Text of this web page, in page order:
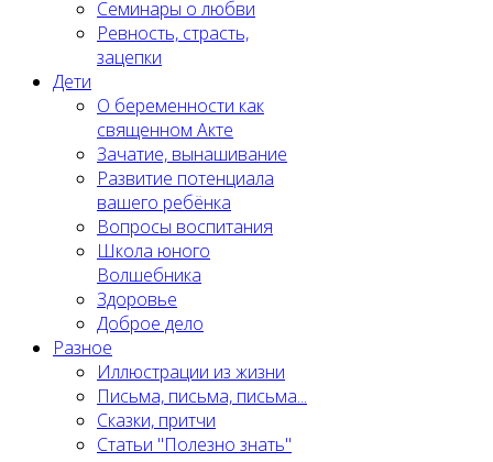
Семинары о любви
Ревность, страсть,
зацепки
Дети
О беременности как
священном Акте
Зачатие, вынашивание
Развитие потенциала
вашего ребёнка
Вопросы воспитания
Школа юного
Волшебника
Здоровье
Доброе дело
Разное
Иллюстрации из жизни
Письма, письма, письма...
Сказки, притчи
Статьи "Полезно знать"